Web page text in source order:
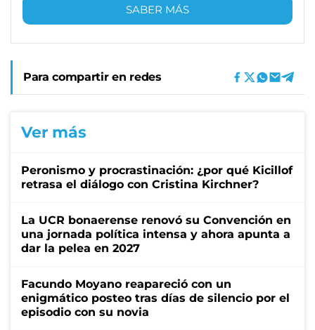
SABER MÁS
Para compartir en redes
Ver más
Peronismo y procrastinación: ¿por qué Kicillof
retrasa el diálogo con Cristina Kirchner?
La UCR bonaerense renovó su Convención en
una jornada política intensa y ahora apunta a
dar la pelea en 2027
Facundo Moyano reapareció con un
enigmático posteo tras días de silencio por el
episodio con su novia